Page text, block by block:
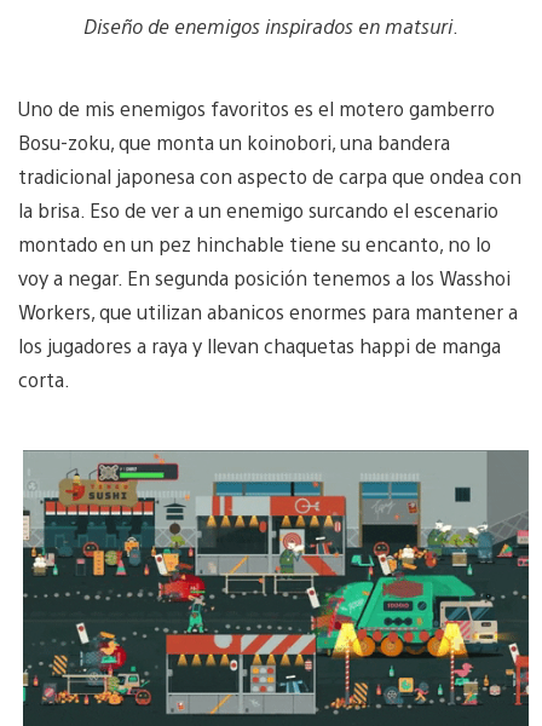
Diseño de enemigos inspirados en matsuri.
Uno de mis enemigos favoritos es el motero gamberro
Bosu-zoku, que monta un koinobori, una bandera
tradicional japonesa con aspecto de carpa que ondea con
la brisa. Eso de ver a un enemigo surcando el escenario
montado en un pez hinchable tiene su encanto, no lo
voy a negar. En segunda posición tenemos a los Wasshoi
Workers, que utilizan abanicos enormes para mantener a
los jugadores a raya y llevan chaquetas happi de manga
corta.